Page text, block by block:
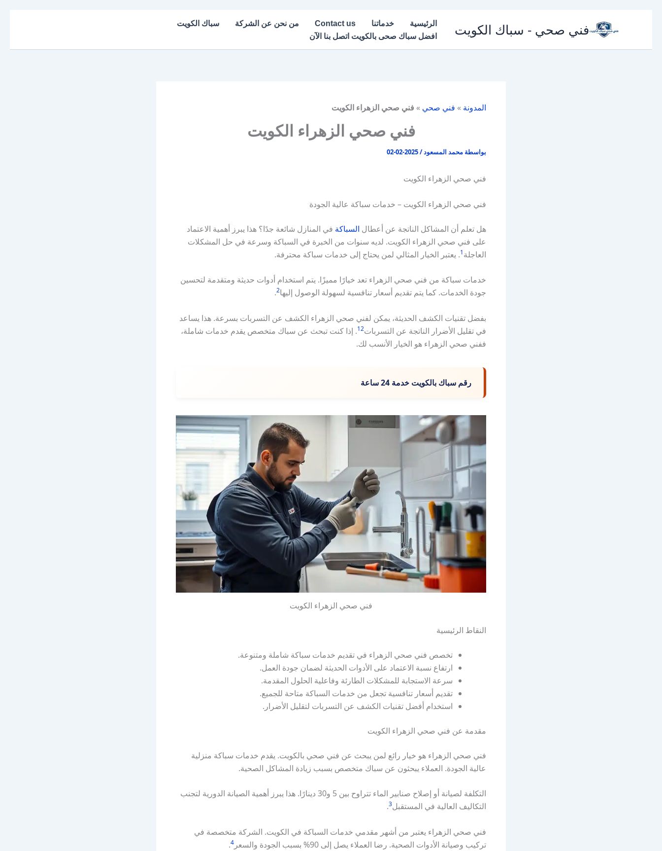
فني صحي - سباك الكويت الرئيسية خدماتنا Contact us من نحن عن الشركة
سباك الكويت
افضل سباك صحى بالكويت اتصل بنا الآن
المدونة » فني صحي » فني صحي الزهراء الكويت
فني صحي الزهراء الكويت
بواسطة محمد المسعود/
2025-02-02
فني صحي الزهراء الكويت
فني صحي الزهراء الكويت – خدمات سباكة عالية الجودة
هل تعلم أن المشاكل الناتجة عن أعطال السباكة في المنازل شائعة جدًا؟ هذا يبرز أهمية الاعتماد
على فني صحي الزهراء الكويت. لديه سنوات من الخبرة في السباكة وسرعة في حل المشكلات
العاجلة1. يعتبر الخيار المثالي لمن يحتاج إلى خدمات سباكة محترفة.
خدمات سباكة من فني صحي الزهراء تعد خيارًا مميزًا. يتم استخدام أدوات حديثة ومتقدمة لتحسين
جودة الخدمات. كما يتم تقديم أسعار تنافسية لسهولة الوصول إليها2
.
بفضل تقنيات الكشف الحديثة، يمكن لفني صحي الزهراء الكشف عن التسربات بسرعة. هذا يساعد
في تقليل الأضرار الناتجة عن التسربات 12 . إذا كنت تبحث عن سباك متخصص يقدم خدمات شاملة،
ففني صحي الزهراء هو الخيار الأنسب لك.
رقم سباك بالكويت خدمة 24 ساعة
فني صحي الزهراء الكويت
النقاط الرئيسية
تخصص فني صحي الزهراء في تقديم خدمات سباكة شاملة ومتنوعة.
ارتفاع نسبة الاعتماد على الأدوات الحديثة لضمان جودة العمل.
سرعة الاستجابة للمشكلات الطارئة وفاعلية الحلول المقدمة.
تقديم أسعار تنافسية تجعل من خدمات السباكة متاحة للجميع.
استخدام أفضل تقنيات الكشف عن التسربات لتقليل الأضرار.
مقدمة عن فني صحي الزهراء الكويت
فني صحي الزهراء هو خيار رائع لمن يبحث عن فني صحي بالكويت. يقدم خدمات سباكة منزلية
عالية الجودة. العملاء يبحثون عن سباك متخصص بسبب زيادة المشاكل الصحية.
التكلفة لصيانة أو إصلاح صنابير الماء تتراوح بين 5 و30 دينارًا. هذا يبرز أهمية الصيانة الدورية لتجنب
التكاليف العالية في المستقبل3
.
فني صحي الزهراء يعتبر من أشهر مقدمي خدمات السباكة في الكويت. الشركة متخصصة في
تركيب وصيانة الأدوات الصحية. رضا العملاء يصل إلى 90% بسبب الجودة والسعر
4
.